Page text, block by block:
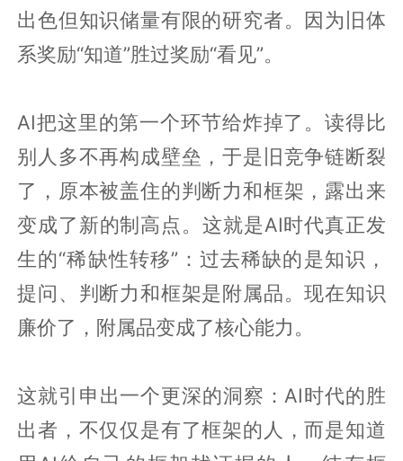
出色但知识储量有限的研究者。因为旧体
系奖励“知道”胜过奖励“看见”。
AI把这里的第一个环节给炸掉了。读得比
别人多不再构成壁垒，于是旧竞争链断裂
了，原本被盖住的判断力和框架，露出来
变成了新的制高点。这就是AI时代真正发
生的“稀缺性转移”：过去稀缺的是知识，
提问、判断力和框架是附属品。现在知识
廉价了，附属品变成了核心能力。
这就引申出一个更深的洞察：AI时代的胜
出者，不仅仅是有了框架的人，而是知道